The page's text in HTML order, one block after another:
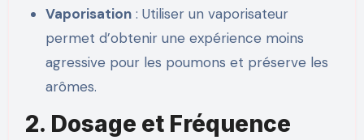
Vaporisation : Utiliser un vaporisateur
permet d’obtenir une expérience moins
agressive pour les poumons et préserve les
arômes.
2. Dosage et Fréquence